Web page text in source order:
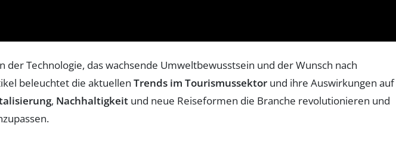
Technologie, das wachsende Umweltbewusstsein und der Wunsch nach
beleuchtet die aktuellen Trends im Tourismussektor und ihre Auswirkungen auf
, Nachhaltigkeit und neue Reiseformen die Branche revolutionieren und